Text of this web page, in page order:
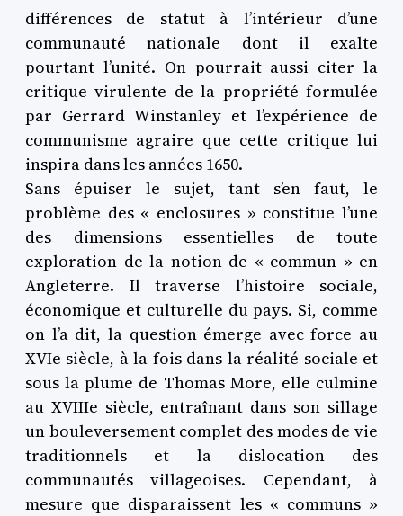
différences de statut à l’intérieur d’une
communauté nationale dont il exalte
pourtant l’unité. On pourrait aussi citer la
critique virulente de la propriété formulée
par Gerrard Winstanley et l’expérience de
communisme agraire que cette critique lui
inspira dans les années 1650.
Sans épuiser le sujet, tant s’en faut, le
problème des « enclosures » constitue l’une
des dimensions essentielles de toute
exploration de la notion de « commun » en
Angleterre. Il traverse l’histoire sociale,
économique et culturelle du pays. Si, comme
on l’a dit, la question émerge avec force au
XVIe siècle, à la fois dans la réalité sociale et
sous la plume de Thomas More, elle culmine
au XVIIIe siècle, entraînant dans son sillage
un bouleversement complet des modes de vie
traditionnels et la dislocation des
communautés villageoises. Cependant, à
mesure que disparaissent les « communs »